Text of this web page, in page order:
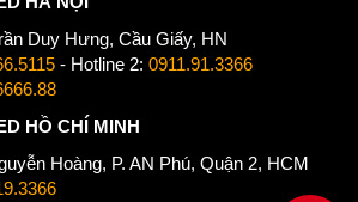
Duy Hưng, Cầu Giấy, HN
- Hotline 2: 0911.91.3366
HỒ CHÍ MINH
Hoàng, P. AN Phú, Quận 2, HCM